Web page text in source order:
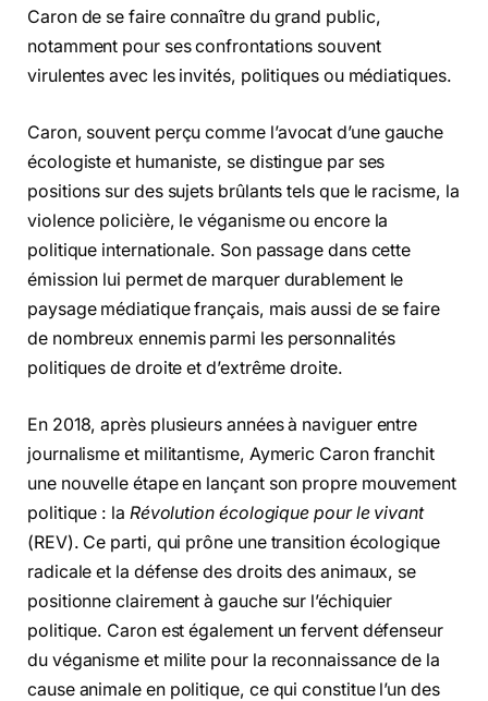
Caron de se faire connaître du grand public,
notamment pour ses confrontations souvent
virulentes avec les invités, politiques ou médiatiques.
Caron, souvent perçu comme l’avocat d’une gauche
écologiste et humaniste, se distingue par ses
positions sur des sujets brûlants tels que le racisme, la
violence policière, le véganisme ou encore la
politique internationale. Son passage dans cette
émission lui permet de marquer durablement le
paysage médiatique français, mais aussi de se faire
de nombreux ennemis parmi les personnalités
politiques de droite et d’extrême droite.
En 2018, après plusieurs années à naviguer entre
journalisme et militantisme, Aymeric Caron franchit
une nouvelle étape en lançant son propre mouvement
politique : la Révolution écologique pour le vivant
(REV). Ce parti, qui prône une transition écologique
radicale et la défense des droits des animaux, se
positionne clairement à gauche sur l’échiquier
politique. Caron est également un fervent défenseur
du véganisme et milite pour la reconnaissance de la
cause animale en politique, ce qui constitue l’un des